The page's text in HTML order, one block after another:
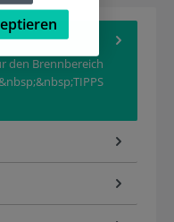
den Brennbereich